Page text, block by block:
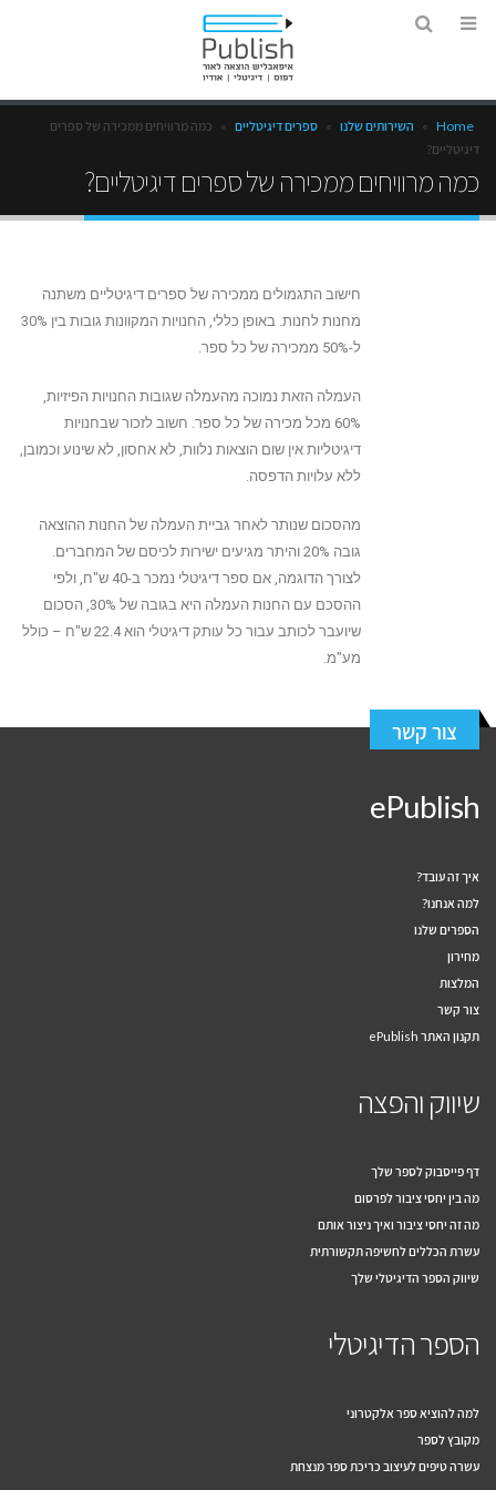
Home
» השירותים שלנו » ספרים דיגיטליים » כמה מרוויחים ממכירה של ספרים
דיגיטליים?
כמה מרוויחים ממכירה של ספרים דיגיטליים?
חישוב התגמולים ממכירה של ספרים דיגיטליים משתנה
מחנות לחנות. באופן כללי, החנויות המקוונות גובות בין 30%
ל-50% ממכירה של כל ספר.
העמלה הזאת נמוכה מהעמלה שגובות החנויות הפיזיות,
60% מכל מכירה של כל ספר. חשוב לזכור שבחנויות
דיגיטליות אין שום הוצאות נלוות, לא אחסון, לא שינוע וכמובן,
ללא עלויות הדפסה.
מהסכום שנותר לאחר גביית העמלה של החנות ההוצאה
גובה 20% והיתר מגיעים ישירות לכיסם של המחברים.
לצורך הדוגמה, אם ספר דיגיטלי נמכר ב-40 ש"ח, ולפי
ההסכם עם החנות העמלה היא בגובה של 30%, הסכום
שיועבר לכותב עבור כל עותק דיגיטלי הוא 22.4 ש"ח – כולל
מע"מ.
צור קשר
ePublish
איך זה עובד?
למה אנחנו?
הספרים שלנו
מחירון
המלצות
צור קשר
תקנון האתר ePublish
שיווק והפצה
דף פייסבוק לספר שלך
מה בין יחסי ציבור לפרסום
מה זה יחסי ציבור ואיך ניצור אותם
עשרת הכללים לחשיפה תקשורתית
שיווק הספר הדיגיטלי שלך
הספר הדיגיטלי
למה להוציא ספר אלקטרוני
מקובץ לספר
עשרה טיפים לעיצוב כריכת ספר מנצחת